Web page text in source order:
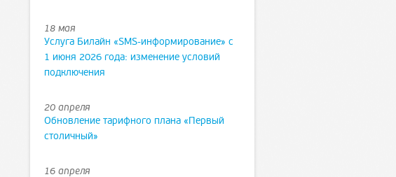
18 мая
Услуга Билайн «SMS-информирование» с
1 июня 2026 года: изменение условий
подключения
20 апреля
Обновление тарифного плана «Первый
столичный»
16 апреля